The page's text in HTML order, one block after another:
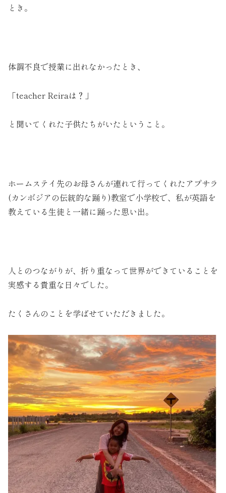
とき。
体調不良で授業に出れなかったとき、
「teacher Reiraは？」
と聞いてくれた子供たちがいたということ。
ホームステイ先のお母さんが連れて行ってくれたアプサラ
(カンボジアの伝統的な踊り)教室で小学校で、私が英語を
教えている生徒と一緒に踊った思い出。
人とのつながりが、折り重なって世界ができていることを
実感する貴重な日々でした。
たくさんのことを学ばせていただきました。